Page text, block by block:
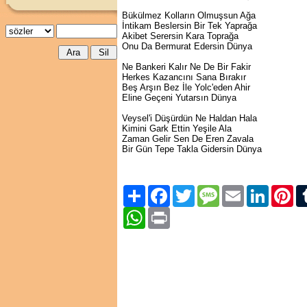
Bükülmez Kolların Olmuşsun Ağa
İntikam Beslersin Bir Tek Yaprağa
Akibet Serersin Kara Toprağa
Onu Da Bermurat Edersin Dünya
Ne Bankeri Kalır Ne De Bir Fakir
Herkes Kazancını Sana Bırakır
Beş Arşın Bez İle Yolc'eden Ahir
Eline Geçeni Yutarsın Dünya
Veysel'i Düşürdün Ne Haldan Hala
Kimini Gark Ettin Yeşile Ala
Zaman Gelir Sen De Eren Zavala
Bir Gün Tepe Takla Gidersin Dünya
Paylaş FacebookTwitter Message Email LinkedIn
WhatsApp